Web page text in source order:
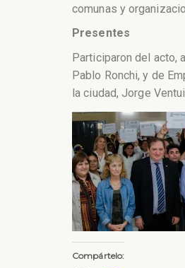
comunas y
Presentes
Participaron del acto,
Pablo Ronchi, y de
la ciudad, Jorge
Compártelo: